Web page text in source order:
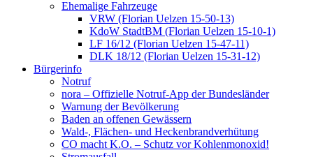
Ehemalige Fahrzeuge
VRW (Florian Uelzen 15-50-13)
KdoW StadtBM (Florian Uelzen 15-10-1)
LF 16/12 (Florian Uelzen 15-47-11)
DLK 18/12 (Florian Uelzen 15-31-12)
Bürgerinfo
Notruf
nora – Offizielle Notruf-App der Bundesländer
Warnung der Bevölkerung
Baden an offenen Gewässern
Wald-, Flächen- und Heckenbrandverhütung
CO macht K.O. – Schutz vor Kohlenmonoxid!